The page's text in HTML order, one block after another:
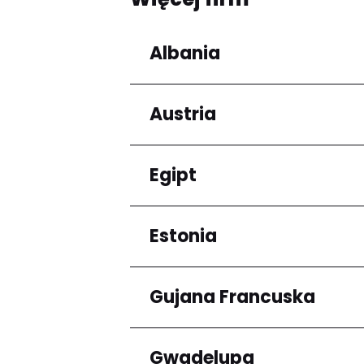
Albania
Regiony
Qarku i Tiranës
Austria
Regiony
Niederösterreich
Egipt
Regiony
Kair
Estonia
Regiony
Harju maakond
Gujana Francuska
Regiony
Gwadelupa